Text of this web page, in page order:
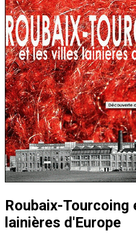
Roubaix-Tourcoing
lainières d'Europe